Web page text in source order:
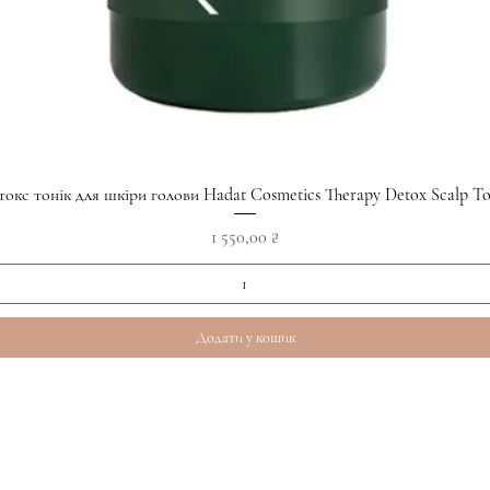
Швидкий перегляд
тонік для шкіри голови Hadat Cosmetics Therapy Detox Scalp
Ціна
1 550,00 ₴
Додати у кошик